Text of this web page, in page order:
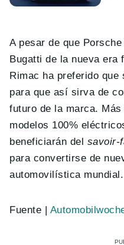
A pesar de que
Bugatti de la nueva era
Rimac ha preferido que
para que así sirva de
futuro de la marca.
modelos 100%
beneficiarán del savoir-
para convertirse de
automovilística mundial.
Fuente |